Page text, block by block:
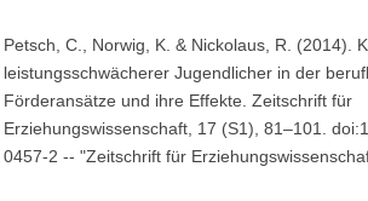
Petsch, C., Norwig, K. & Nickolaus, R. (2014).
leistungsschwächerer Jugendlicher in der
Förderansätze und ihre Effekte. Zeitschrift für
Erziehungswissenschaft, 17 (S1), 81–101.
0457-2 -- "Zeitschrift für